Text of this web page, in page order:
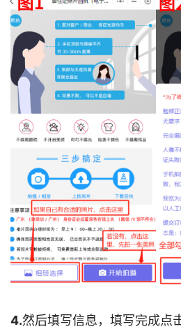
4.然后填写信息，填写完成点